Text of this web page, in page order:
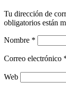
Tu dirección de
obligatorios están
Nombre *
Correo electrónico
Web